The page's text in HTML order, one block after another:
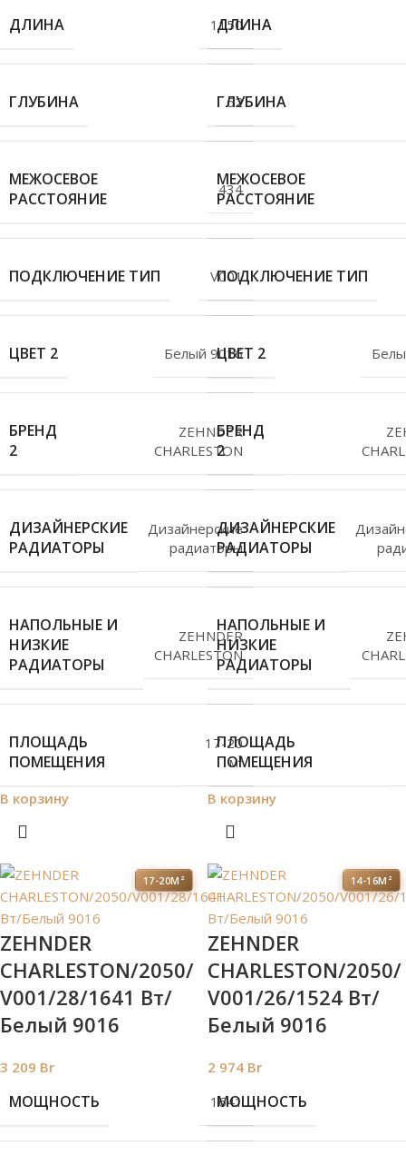
ДЛИНА 1150
ГЛУБИНА 62
МЕЖОСЕВОЕ
РАССТОЯНИЕ
434
ПОДКЛЮЧЕНИЕ ТИП V001
ЦВЕТ 2 Белый 9016
БРЕНД
2
ZEHNDER
CHARLESTON
ДИЗАЙНЕРСКИЕ
РАДИАТОРЫ
Дизайнерские
радиаторы
НАПОЛЬНЫЕ И
НИЗКИЕ
РАДИАТОРЫ
ZEHNDER
CHARLESTON
ПЛОЩАДЬ
ПОМЕЩЕНИЯ
17-20
м²
В корзину
ДЛИНА
ГЛУБИНА
МЕЖОСЕВОЕ
РАССТОЯНИЕ
ПОДКЛЮЧЕНИЕ ТИП
ЦВЕТ 2
БРЕНД
2
ДИЗАЙНЕРСКИЕ
РАДИАТОРЫ
НАПОЛЬНЫЕ И
НИЗКИЕ
РАДИАТОРЫ
ПЛОЩАДЬ
ПОМЕЩЕНИЯ
В корзину
17-20М²
ZEHNDER
CHARLESTON/2050/
V001/28/1641 Вт/
Белый 9016
3 209 Br
МОЩНОСТЬ 1641
14-16М²
ZEHNDER
CHARLESTON/2050/
V001/26/1524 Вт/
Белый 9016
2 974 Br
МОЩНОСТЬ